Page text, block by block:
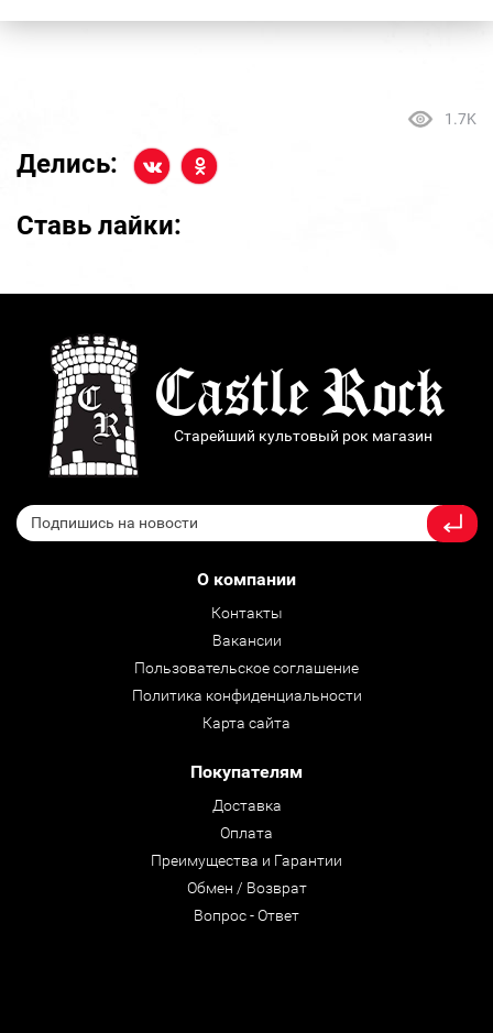
1.7K
Делись:
Ставь лайки:
Старейший культовый рок магазин
О компании
Контакты
Вакансии
Пользовательское соглашение
Политика конфиденциальности
Карта сайта
Покупателям
Доставка
Оплата
Преимущества и Гарантии
Обмен / Возврат
Вопрос - Ответ